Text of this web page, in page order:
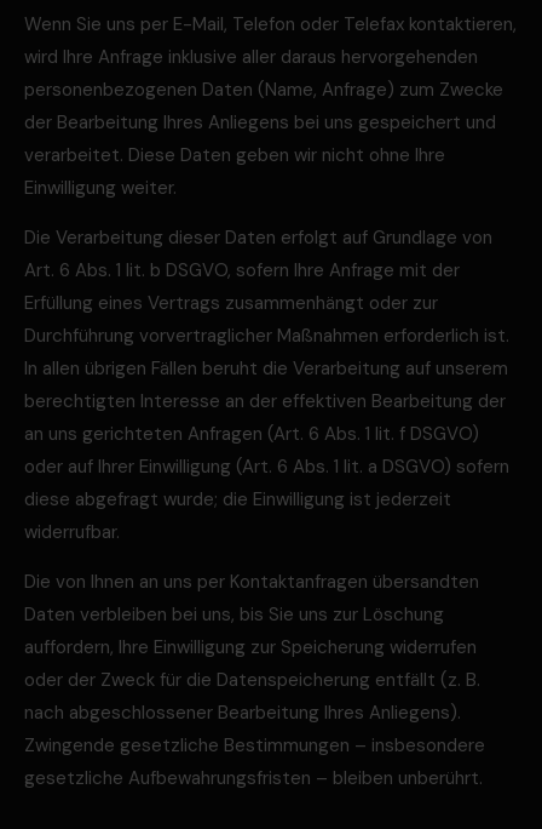
Wenn Sie uns per E-Mail, Telefon oder Telefax kontaktieren,
wird Ihre Anfrage inklusive aller daraus hervorgehenden
personenbezogenen Daten (Name, Anfrage) zum Zwecke
der Bearbeitung Ihres Anliegens bei uns gespeichert und
verarbeitet. Diese Daten geben wir nicht ohne Ihre
Einwilligung weiter.
Die Verarbeitung dieser Daten erfolgt auf Grundlage von
Art. 6 Abs. 1 lit. b DSGVO, sofern Ihre Anfrage mit der
Erfüllung eines Vertrags zusammenhängt oder zur
Durchführung vorvertraglicher Maßnahmen erforderlich ist.
In allen übrigen Fällen beruht die Verarbeitung auf unserem
berechtigten Interesse an der effektiven Bearbeitung der
an uns gerichteten Anfragen (Art. 6 Abs. 1 lit. f DSGVO)
oder auf Ihrer Einwilligung (Art. 6 Abs. 1 lit. a DSGVO) sofern
diese abgefragt wurde; die Einwilligung ist jederzeit
widerrufbar.
Die von Ihnen an uns per Kontaktanfragen übersandten
Daten verbleiben bei uns, bis Sie uns zur Löschung
auffordern, Ihre Einwilligung zur Speicherung widerrufen
oder der Zweck für die Datenspeicherung entfällt (z. B.
nach abgeschlossener Bearbeitung Ihres Anliegens).
Zwingende gesetzliche Bestimmungen – insbesondere
gesetzliche Aufbewahrungsfristen – bleiben unberührt.